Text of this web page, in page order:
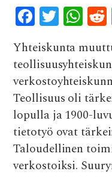
F
ac
e
b
o
o
k
T
w
it
te
r
W
h
at
s
A
p
p
Yhteiskunta
Teollisuus oli
lopulla ja 1900-
tietotyö ovat
Taloudellinen
verkostoiksi.